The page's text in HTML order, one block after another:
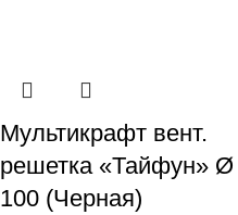
Мультикрафт вент.
решетка «Тайфун» Ø
100 (Черная)